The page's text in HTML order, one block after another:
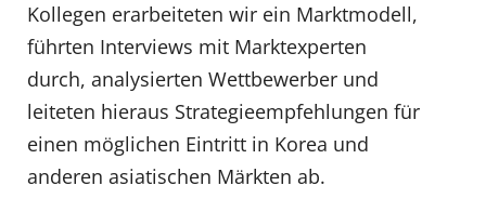
Kollegen erarbeiteten wir ein Marktmodell,
führten Interviews mit Marktexperten
durch, analysierten Wettbewerber und
leiteten hieraus Strategieempfehlungen für
einen möglichen Eintritt in Korea und
anderen asiatischen Märkten ab.